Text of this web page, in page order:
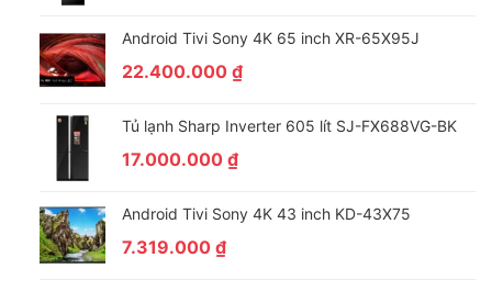
Android Tivi Sony 4K 65 inch XR-65X95J
22.400.000 ₫
Tủ lạnh Sharp Inverter 605 lít SJ-FX688VG-BK
17.000.000 ₫
Android Tivi Sony 4K 43 inch KD-43X75
7.319.000 ₫